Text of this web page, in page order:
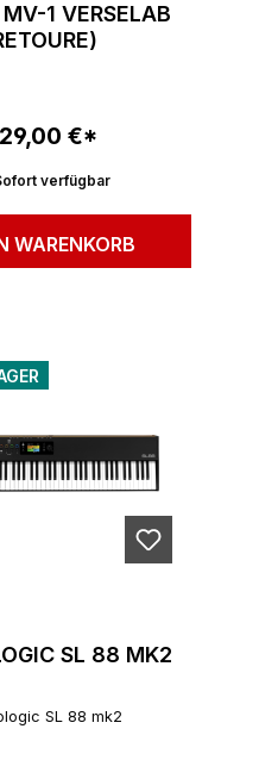
1 VERSELAB
Preis:
€*
verfügbar
WARENKORB
SL 88 MK2
SL 88 mk2